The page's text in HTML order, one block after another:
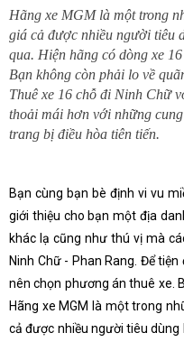
Hãng xe MGM là một trong
giá cả được nhiều người tiêu
qua. Hiện hãng có dòng xe
Bạn không còn phải lo về
Thuê xe 16 chỗ đi Ninh Chữ
thoải mái hơn với những
trang bị điều hòa tiên tiến.
Bạn cùng bạn bè định vi vu
giới thiệu cho bạn một địa
khác lạ cũng như thú vị mà
Ninh Chữ - Phan Rang. Để
nên chọn phương án thuê xe.
Hãng xe MGM là một trong
cả được nhiều người tiêu